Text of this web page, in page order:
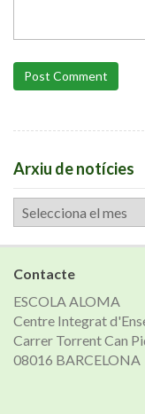
Post Comment
Arxiu de notícies
Arxiu
de
notícies
Contacte
ESCOLA ALOMA
Centre Integrat
Carrer Torrent Can
08016 BARCELONA